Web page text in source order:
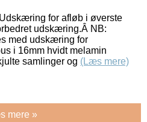
for afløb i øverste
udskæring.Â NB:
med udskæring for
i 16mm hvidt melamin
samlinger og (Læs mere)
mere »